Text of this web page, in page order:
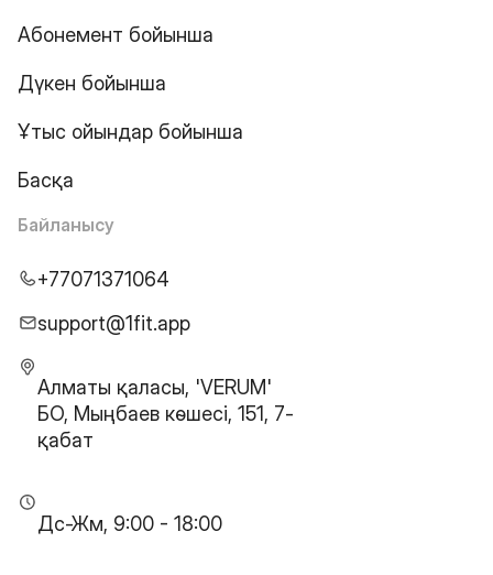
Абонемент бойынша
Дүкен бойынша
Ұтыс ойындар бойынша
Басқа
Байланысу
+77071371064
support@1fit.app
Алматы қаласы, 'VERUM'
БО, Мыңбаев көшесі, 151, 7-
қабат
Дс-Жм, 9:00 - 18:00